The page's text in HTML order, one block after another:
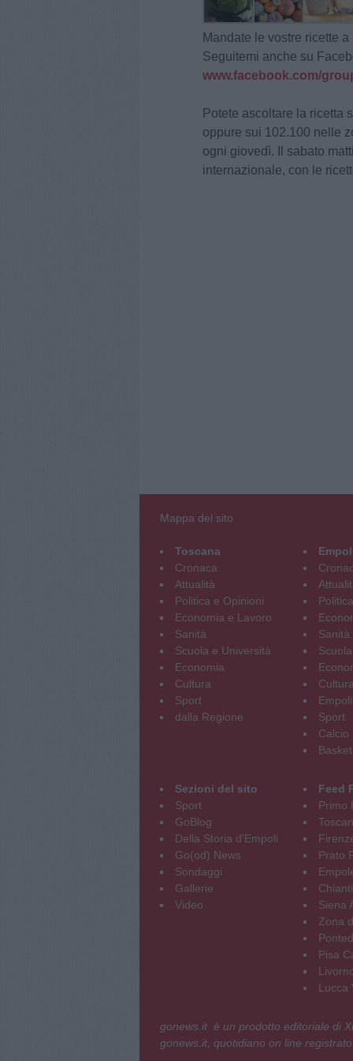
Mandate le vostre ricette a
Seguitemi anche su
www.facebook.com/
Potete ascoltare la ricetta
oppure sui 102.100 nelle
ogni giovedì. Il sabato
internazionale, con le
Mappa del sito
Toscana
Cronaca
Attualità
Politica e Opinioni
Economia e Lavoro
Sanità
Scuola e Università
Economia
Cultura
Sport
dalla Regione
Sanità
Cultura
Sport
Calcio
Basket
Sezioni del sito
Sport
GoBlog
Della Storia d'Empoli
Go(od) News
Sondaggi
Gallerie
Video
Feed
Primo
Prato
Siena
Zona
Pisa
Lucca
gonews.it è un prodotto editoriale di
gonews.it, quotidiano on line